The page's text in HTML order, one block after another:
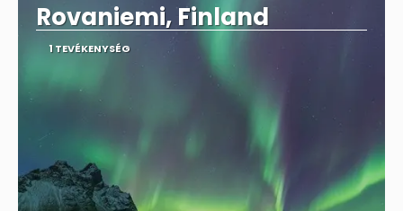
Rovaniemi, Finland
1 TEVÉKENYSÉG